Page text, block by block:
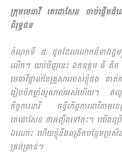
ក្រុមមេធាវី តេជោសែន ចាប់ផ្ដើម
ពិរុទ្ធជន
ចំណុចទី ៥ ដូចដែលលោកជំទាវរដ្ឋម
លើក។ យប់មិញនេះ ឯកឧត្តម គី តិច ដ
មេធាវីផ្ទាល់នៃគ្រួសាររបស់ខ្ញុំផង គាត់
រៀបចំកម្លាំងរួចរាល់អស់ហើយ។ ឥលូ
កិច្ចការនារី មន្ទីរកិច្ចការនារីត
តេជោសែន ថាអញ្ចឹងទៅចុះ។ យើងប្
ឯណោះ ហើយខ្ញុំនឹងពង្រីកបន្ថែមប្រសិនប
គ្រប់គ្រាន់។